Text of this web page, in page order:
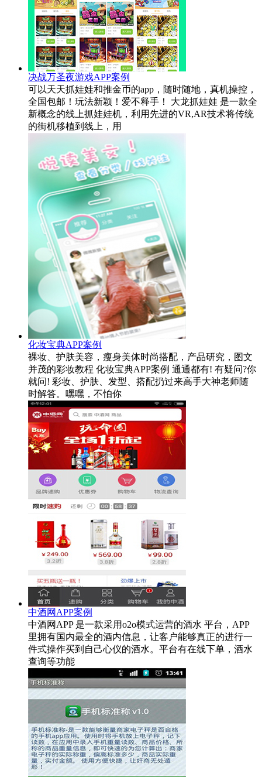
决战万圣夜游戏APP案例
可以天天抓娃娃和推金币的app，随时随地，真机操控，
全国包邮！玩法新颖！爱不释手！ 大龙抓娃娃 是一款全
新概念的线上抓娃娃机，利用先进的VR,AR技术将传统
的街机移植到线上，用
化妆宝典APP案例
裸妆、护肤美容，瘦身美体时尚搭配，产品研究，图文
并茂的彩妆教程 化妆宝典APP案例 通通都有! 有疑问?你
就问! 彩妆、护肤、发型、搭配扔过来高手大神老师随
时解答。嘿嘿，不怕你
中酒网APP案例
中酒网APP 是一款采用o2o模式运营的酒水 平台，APP
里拥有国内最全的酒内信息，让客户能够真正的进行一
件式操作买到自己心仪的酒水。平台有在线下单，酒水
查询等功能